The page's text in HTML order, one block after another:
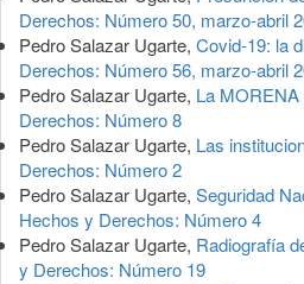
Derechos: Número 50, marzo-abril
Pedro Salazar Ugarte, Covid-19: la
Derechos: Número 56, marzo-abril
Pedro Salazar Ugarte, La
Derechos: Número 8
Pedro Salazar Ugarte, Las
Derechos: Número 2
Pedro Salazar Ugarte, Seguridad
Hechos y Derechos: Número 4
Pedro Salazar Ugarte, Radiografía
y Derechos: Número 19